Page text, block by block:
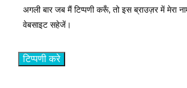
अगली बार जब मैं टिप्पणी करूँ, तो इस ब्राउज़र में मेरा
वेबसाइट सहेजें।